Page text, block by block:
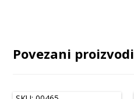
Povezani proizvodi